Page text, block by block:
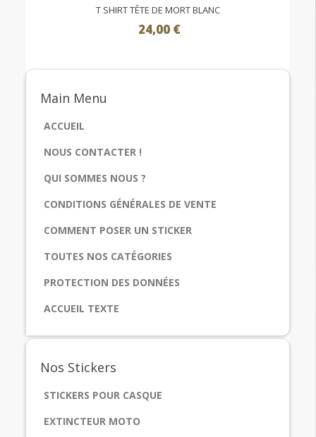
T SHIRT TÊTE DE MORT BLANC
24,00 €
Main Menu
ACCUEIL
NOUS CONTACTER !
QUI SOMMES NOUS ?
CONDITIONS GÉNÉRALES DE VENTE
COMMENT POSER UN STICKER
TOUTES NOS CATÉGORIES
PROTECTION DES DONNÉES
ACCUEIL TEXTE
Nos Stickers
STICKERS POUR CASQUE
EXTINCTEUR MOTO